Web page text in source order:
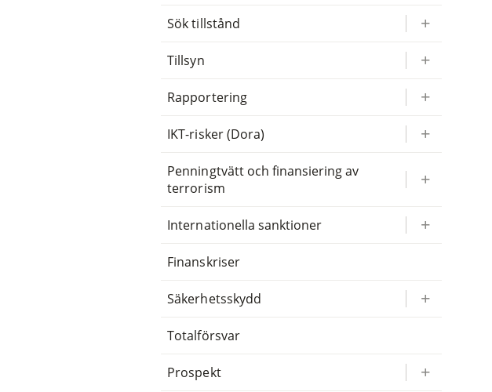
Sök tillstånd
Tillsyn
Rapportering
IKT-risker (Dora)
Penningtvätt och finansiering av
terrorism
Internationella sanktioner
Finanskriser
Säkerhetsskydd
Totalförsvar
Prospekt